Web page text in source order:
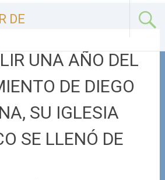
DE
UNA AÑO DEL
DE DIEGO
SU IGLESIA
SE LLENÓ DE